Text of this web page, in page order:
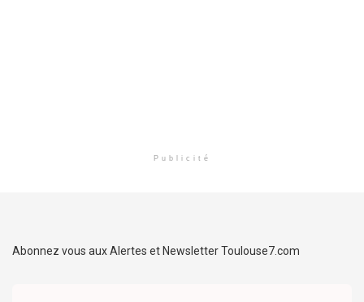
Publicité
Abonnez vous aux Alertes et Newsletter Toulouse7.com